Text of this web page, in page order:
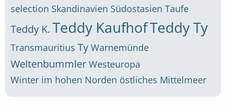
selection Skandinavien Südostasien Taufe
Teddy K. Teddy KaufhofTeddy Ty
Transmauritius Ty Warnemünde
Weltenbummler Westeuropa
Winter im hohen Norden östliches Mittelmeer